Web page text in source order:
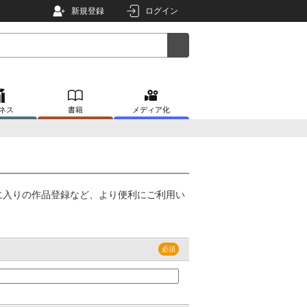
新規登録 ログイン
ス 書籍 メディア化
りの作品登録など、より便利にご利用い